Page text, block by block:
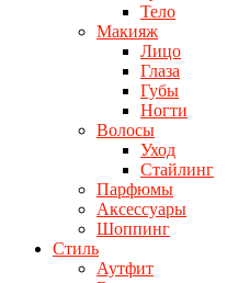
Тело
Макияж
Лицо
Глаза
Губы
Ногти
Волосы
Уход
Стайлинг
Парфюмы
Аксессуары
Шоппинг
Стиль
Аутфит